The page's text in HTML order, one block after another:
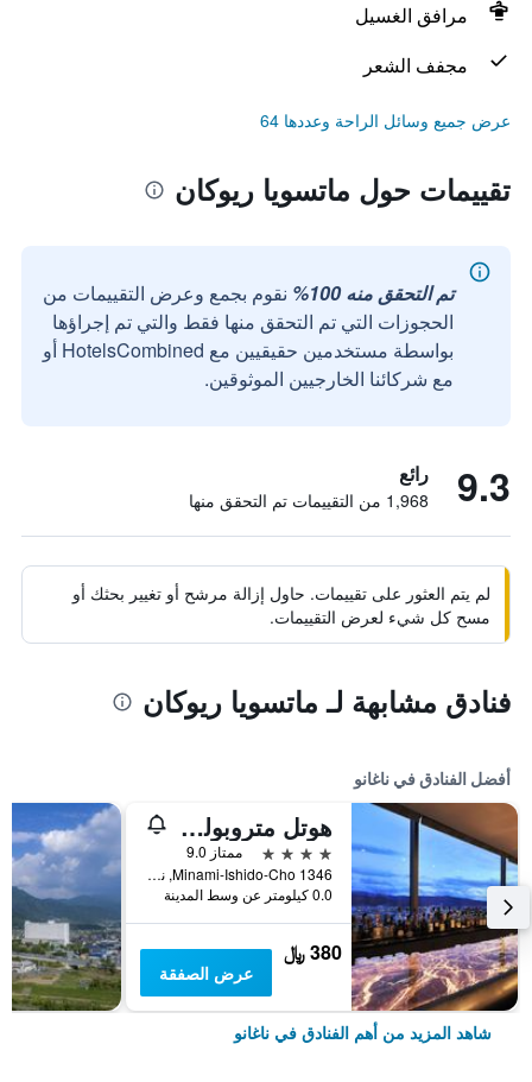
مرافق الغسيل
مجفف الشعر
عرض جميع وسائل الراحة وعددها 64
تقييمات حول ماتسويا ريوكان
تم التحقق منه 100%
نقوم بجمع وعرض التقييمات من
الحجوزات التي تم التحقق منها فقط والتي تم إجراؤها
بواسطة مستخدمين حقيقيين مع HotelsCombined أو
مع شركائنا الخارجيين الموثوقين.
9.3 رائع
1,968 من التقييمات تم التحقق منها
لم يتم العثور على تقييمات. حاول إزالة مرشح أو تغيير بحثك أو
مسح كل شيء لعرض التقييمات.
فنادق مشابهة لـ ماتسويا ريوكان
أفضل الفنادق في ناغانو
هوتل متروبوليتان ناجانو
4 نجوم
ممتاز 9.0
1346 Minami-Ishido-Cho, ناغانو, اليابان
0.0 كيلومتر عن وسط المدينة
380 ﷼
عرض الصفقة
شاهد المزيد من أهم الفنادق في ناغانو